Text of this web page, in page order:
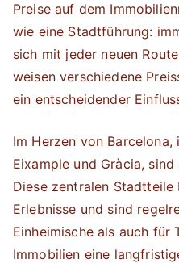
Preise auf dem
wie eine Stadtführung:
sich mit jeder neuen
weisen verschiedene
ein entscheidender
Im Herzen von
Eixample und Gràcia,
Diese zentralen
Erlebnisse und sind
Einheimische als auch für
Immobilien eine